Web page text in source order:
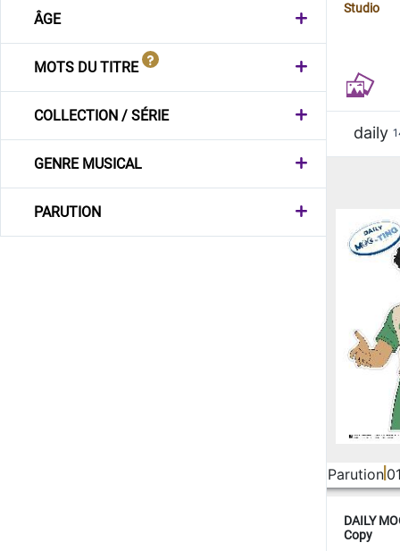
ÂGE
MOTS DU TITRE
COLLECTION / SÉRIE
GENRE MUSICAL
PARUTION
Studio
daily
Parution
DAILY
Copy